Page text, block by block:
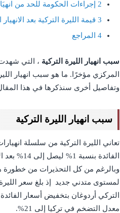
2 إجراءات الحكومة للحد من
3 قيمة الليرة التركية بعد الانهيار
4 المراجع
سبب انهيار الليرة التركية ، التي شهدت
المركزي مؤخرًا. ما هو سبب انهيار
وتفاصيل أخرى سنذكرها في هذا
سبب انهيار الليرة التركية
تعاني الليرة التركية من سلسلة
الفائدة
وبالرغم من كل التحذيرات من خطورة
التركي أردوغان بتخفيض أسعار
معدل التضخم في تركيا إلى 21%.